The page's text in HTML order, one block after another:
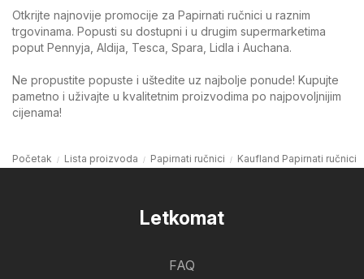
Otkrijte najnovije promocije za Papirnati ručnici u raznim
trgovinama. Popusti su dostupni i u drugim supermarketima
poput Pennyja, Aldija, Tesca, Spara, Lidla i Auchana.
Ne propustite popuste i uštedite uz najbolje ponude! Kupujte
pametno i uživajte u kvalitetnim proizvodima po najpovoljnijim
cijenama!
Početak Lista proizvoda Papirnati ručnici Kaufland Papirnati ručnici
Letkomat
FAQ